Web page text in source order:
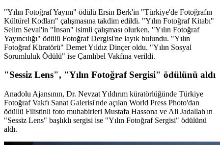
"Yılın Fotoğraf Yayını" ödülü Ersin Berk'in "Türkiye'de Fotoğrafın
Kültürel Kodları" çalışmasına takdim edildi. "Yılın Fotoğraf Kitabı"
Selim Seval'in "İnsan" isimli çalışması olurken, "Yılın Fotoğraf
Yayıncılığı" ödülü Fotoğraf Dergisi'ne layık bulundu. "Yılın
Fotoğraf Küratörü" Demet Yıldız Dinçer oldu. "Yılın Sosyal
Sorumluluk Ödülü" ise Çamlıbel Vakfına verildi.
"Sessiz Lens", "Yılın Fotoğraf Sergisi" ödülünü aldı
Anadolu Ajansının, Dr. Nevzat Yıldırım küratörlüğünde Türkiye
Fotoğraf Vakfı Sanat Galerisi'nde açılan World Press Photo'dan
ödüllü Filistinli foto muhabirleri Mustafa Hassona ve Ali Jadallah'ın
"Sessiz Lens" başlıklı sergisi ise "Yılın Fotoğraf Sergisi" ödülünü
aldı.